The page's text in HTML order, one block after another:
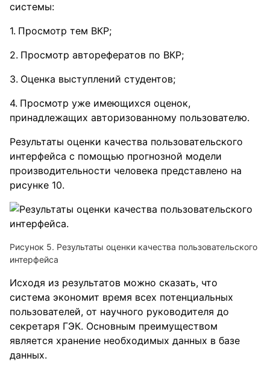
системы:
Просмотр тем ВКР;
Просмотр авторефератов по ВКР;
Оценка выступлений студентов;
Просмотр уже имеющихся оценок,
принадлежащих авторизованному пользователю.
Результаты оценки качества пользовательского
интерфейса с помощью прогнозной модели
производительности человека представлено на
рисунке 10.
Рисунок 5. Результаты оценки качества пользовательского
интерфейса
Исходя из результатов можно сказать, что
система экономит время всех потенциальных
пользователей, от научного руководителя до
секретаря ГЭК. Основным преимуществом
является хранение необходимых данных в базе
данных.